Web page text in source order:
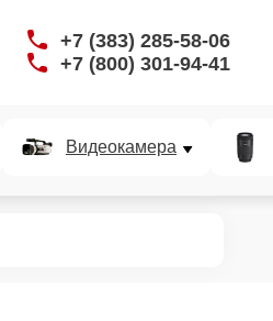
+7 (383) 285-58-06
+7 (800) 301-94-41
Видеокамера